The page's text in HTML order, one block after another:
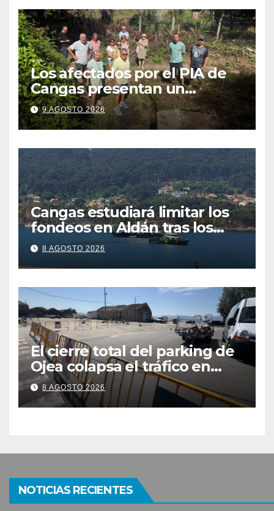
Los afectados por el PIA de
Cangas presentan un
recurso: “Lo vamos a luchar”
9 AGOSTO 2026
Cangas estudiará limitar los
fondeos en Aldán tras los
últimos episodios de
contaminación en Arneles
8 AGOSTO 2026
El cierre total del parking de
Ojea colapsa el tráfico en
Cangas
8 AGOSTO 2026
NOTICIAS RECIENTES